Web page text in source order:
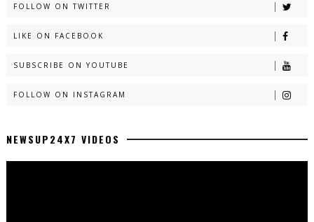
FOLLOW ON TWITTER
LIKE ON FACEBOOK
SUBSCRIBE ON YOUTUBE
FOLLOW ON INSTAGRAM
NEWSUP24X7 VIDEOS